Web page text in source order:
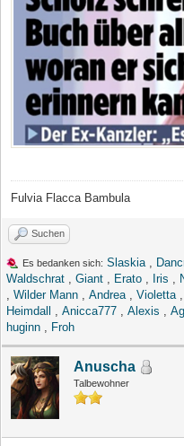
Fulvia Flacca Bambula
Suchen
Es bedanken sich: Slaskia,
Waldschrat , Giant , Erato , Iris ,
, Wilder Mann , Andrea, Violetta,
Heimdall
, Anicca777 , Alexis ,
huginn , Froh
Anuscha
Talbewohner